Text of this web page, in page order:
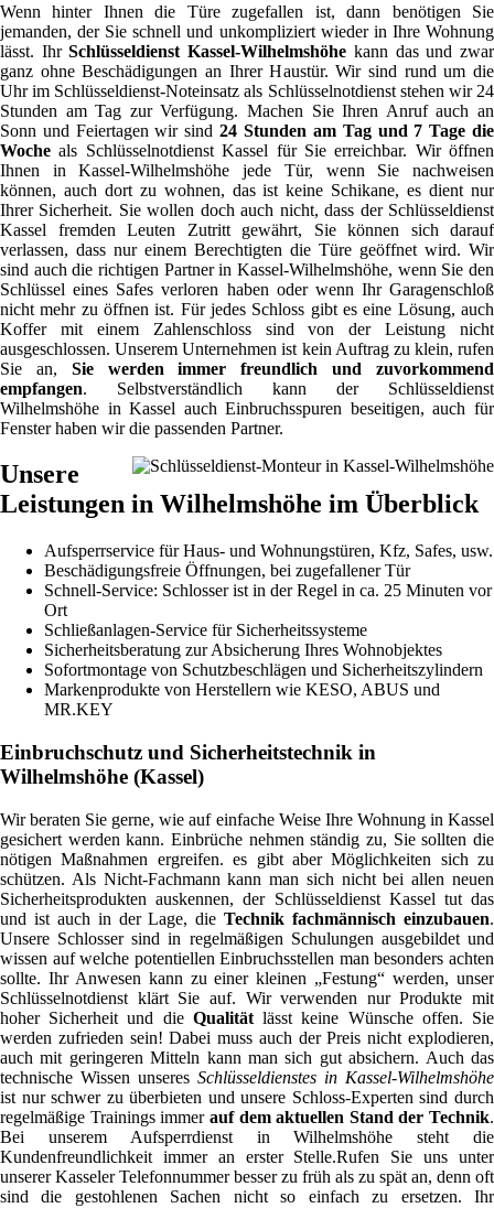
Wenn hinter Ihnen die Türe zugefallen ist, dann benötigen Sie
jemanden, der Sie schnell und unkompliziert wieder in Ihre Wohnung
lässt. IhrSchlüsseldienst Kassel-Wilhelmshöhe kann das und zwar
ganz ohne Beschädigungen an Ihrer Haustür. Wir sind rund um die
Uhr im Schlüsseldienst-Noteinsatz als Schlüsselnotdienst stehen wir 24
Stunden am Tag zur Verfügung. Machen Sie Ihren Anruf auch an
Sonn und Feiertagen wir sind24 Stunden am Tag und 7 Tage die
Woche als Schlüsselnotdienst Kassel für Sie erreichbar. Wir öffnen
Ihnen in Kassel-Wilhelmshöhe jede Tür, wenn Sie nachweisen
können, auch dort zu wohnen, das ist keine Schikane, es dient nur
Ihrer Sicherheit. Sie wollen doch auch nicht, dass der Schlüsseldienst
Kassel fremden Leuten Zutritt gewährt, Sie können sich darauf
verlassen, dass nur einem Berechtigten die Türe geöffnet wird. Wir
sind auch die richtigen Partner in Kassel-Wilhelmshöhe, wenn Sie den
Schlüssel eines Safes verloren haben oder wenn Ihr Garagenschloß
nicht mehr zu öffnen ist. Für jedes Schloss gibt es eine Lösung, auch
Koffer mit einem Zahlenschloss sind von der Leistung nicht
ausgeschlossen. Unserem Unternehmen ist kein Auftrag zu klein, rufen
Sie an, Sie werden immer freundlich und zuvorkommend
empfangen. Selbstverständlich kann der Schlüsseldienst
Wilhelmshöhe in Kassel auch Einbruchsspuren beseitigen, auch für
Fenster haben wir die passenden Partner.
Unsere
Leistungen in Wilhelmshöhe im Überblick
Aufsperrservice für Haus- und Wohnungstüren, Kfz, Safes, usw.
Beschädigungsfreie Öffnungen, bei zugefallener Tür
Schnell-Service: Schlosser ist in der Regel in ca. 25 Minuten vor
Ort
Schließanlagen-Service für Sicherheitssysteme
Sicherheitsberatung zur Absicherung Ihres Wohnobjektes
Sofortmontage von Schutzbeschlägen und Sicherheitszylindern
Markenprodukte von Herstellern wie KESO, ABUS und
MR.KEY
Einbruchschutz und Sicherheitstechnik in
Wilhelmshöhe (Kassel)
Wir beraten Sie gerne, wie auf einfache Weise Ihre Wohnung in Kassel
gesichert werden kann. Einbrüche nehmen ständig zu, Sie sollten die
nötigen Maßnahmen ergreifen. es gibt aber Möglichkeiten sich zu
schützen. Als Nicht-Fachmann kann man sich nicht bei allen neuen
Sicherheitsprodukten auskennen, der Schlüsseldienst Kassel tut das
und ist auch in der Lage, dieTechnik fachmännisch einzubauen.
Unsere Schlosser sind in regelmäßigen Schulungen ausgebildet und
wissen auf welche potentiellen Einbruchsstellen man besonders achten
sollte. Ihr Anwesen kann zu einer kleinen „Festung“ werden, unser
Schlüsselnotdienst klärt Sie auf. Wir verwenden nur Produkte mit
hoher Sicherheit und die Qualitätlässt keine Wünsche offen. Sie
werden zufrieden sein! Dabei muss auch der Preis nicht explodieren,
auch mit geringeren Mitteln kann man sich gut absichern. Auch das
technische Wissen unseres Schlüsseldienstes in Kassel-Wilhelmshöhe
ist nur schwer zu überbieten und unsere Schloss-Experten sind durch
regelmäßige Trainings immer auf dem aktuellen Stand der Technik.
Bei unserem Aufsperrdienst in Wilhelmshöhe steht die
Kundenfreundlichkeit immer an erster Stelle.Rufen Sie uns unter
unserer Kasseler Telefonnummer besser zu früh als zu spät an, denn oft
sind die gestohlenen Sachen nicht so einfach zu ersetzen. Ihr